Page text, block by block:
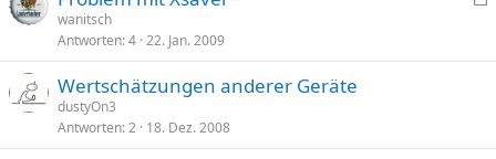
p
wanitsch
Antworten 4 22. Jan. 2009
Wertschätzungen anderer Geräte
dustyOn3
Antworten 2 18. Dez. 2008